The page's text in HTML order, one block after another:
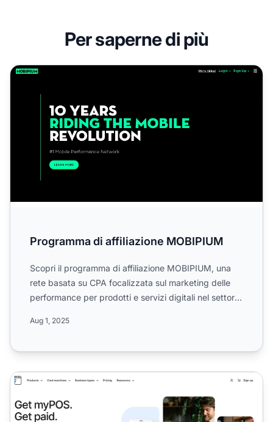
Per saperne di più
Programma di affiliazione MOBIPIUM
Programma di affiliazione MOBIPIUM
Scopri il programma di affiliazione MOBIPIUM, una
rete basata su CPA focalizzata sul marketing delle
performance per prodotti e servizi digitali nel settore
Aug 1, 2025
Programma di Affiliazione myPOS